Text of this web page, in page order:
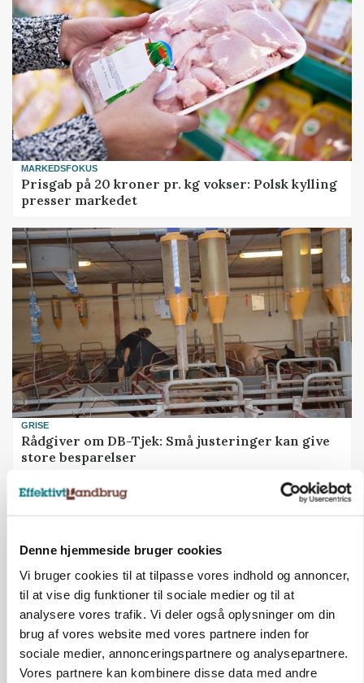
Denne hjemmeside bruger cookies
Vi bruger cookies til at tilpasse vores indhold og annoncer,
til at vise dig funktioner til sociale medier og til at
analysere vores trafik. Vi deler også oplysninger om din
brug af vores website med vores partnere inden for
sociale medier, annonceringspartnere og analysepartnere.
Vores partnere kan kombinere disse data med andre
MARKEDSFOKUS
Prisgab på 20 kroner pr. kg vokser: Polsk kylling
presser markedet
GRISE
Rådgiver om DB-Tjek: Små justeringer kan give
store besparelser
Loading...